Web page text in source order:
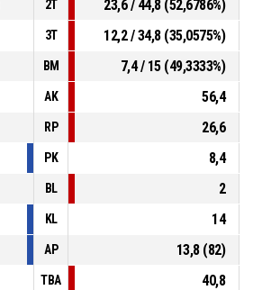
2T
23,6 / 44,8 (52,6786%)
3T
12,2 / 34,8 (35,0575%)
BM
7,4 / 15 (49,3333%)
AK
56,4
RP
26,6
PK
8,4
BL
2
KL
14
AP
13,8 (82)
TBA
40,8